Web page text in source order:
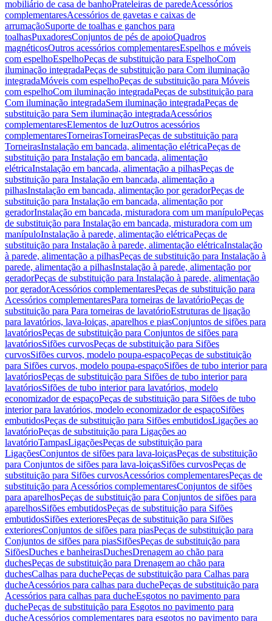
mobiliário de casa de banhoPrateleiras de paredeAcessórios
complementaresAcessórios de gavetas e caixas de
arrumaçãoSuporte de toalhas e ganchos para
toalhasPuxadoresConjuntos de pés de apoioQuadros
magnéticosOutros acessórios complementaresEspelhos e móveis
com espelhoEspelhoPeças de substituição para EspelhoCom
iluminação integradaPeças de substituição para Com iluminação
integradaMóveis com espelhoPeças de substituição para Móveis
com espelhoCom iluminação integradaPeças de substituição para
Com iluminação integradaSem iluminação integradaPeças de
substituição para Sem iluminação integradaAcessórios
complementaresElementos de luzOutros acessórios
complementaresTorneirasTorneirasPeças de substituição para
TorneirasInstalação em bancada, alimentação elétricaPeças de
substituição para Instalação em bancada, alimentação
elétricaInstalação em bancada, alimentação a pilhasPeças de
substituição para Instalação em bancada, alimentação a
pilhasInstalação em bancada, alimentação por geradorPeças de
substituição para Instalação em bancada, alimentação por
geradorInstalação em bancada, misturadora com um manípuloPeças
de substituição para Instalação em bancada, misturadora com um
manípuloInstalação à parede, alimentação elétricaPeças de
substituição para Instalação à parede, alimentação elétricaInstalação
à parede, alimentação a pilhasPeças de substituição para Instalação à
parede, alimentação a pilhasInstalação à parede, alimentação por
geradorPeças de substituição para Instalação à parede, alimentação
por geradorAcessórios complementaresPeças de substituição para
Acessórios complementaresPara torneiras de lavatórioPeças de
substituição para Para torneiras de lavatórioEstruturas de ligação
para lavatórios, lava-loiças, aparelhos e piasConjuntos de sifões para
lavatóriosPeças de substituição para Conjuntos de sifões para
lavatóriosSifões curvosPeças de substituição para Sifões
curvosSifões curvos, modelo poupa-espaçoPeças de substituição
para Sifões curvos, modelo poupa-espaçoSifões de tubo interior para
lavatóriosPeças de substituição para Sifões de tubo interior para
lavatóriosSifões de tubo interior para lavatórios, modelo
economizador de espaçoPeças de substituição para Sifões de tubo
interior para lavatórios, modelo economizador de espaçoSifões
embutidosPeças de substituição para Sifões embutidosLigações ao
lavatórioPeças de substituição para Ligações ao
lavatórioTampasLigaçõesPeças de substituição para
LigaçõesConjuntos de sifões para lava-loiçasPeças de substituição
para Conjuntos de sifões para lava-loiçasSifões curvosPeças de
substituição para Sifões curvosAcessórios complementaresPeças de
substituição para Acessórios complementaresConjuntos de sifões
para aparelhosPeças de substituição para Conjuntos de sifões para
aparelhosSifões embutidosPeças de substituição para Sifões
embutidosSifões exterioresPeças de substituição para Sifões
exterioresConjuntos de sifões para piasPeças de substituição para
Conjuntos de sifões para piasSifõesPeças de substituição para
SifõesDuches e banheirasDuchesDrenagem ao chão para
duchesPeças de substituição para Drenagem ao chão para
duchesCalhas para duchePeças de substituição para Calhas para
ducheAcessórios para calhas para duchePeças de substituição para
Acessórios para calhas para ducheEsgotos no pavimento para
duchePeças de substituição para Esgotos no pavimento para
ducheAcessórios complementares para esgotos no pavimento para